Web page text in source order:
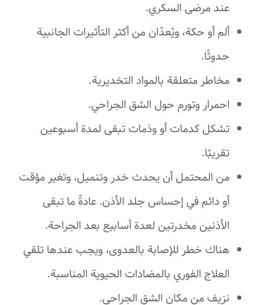
عند مرضى السكري.
ألم أو حكة، ويُعدّان من أكثر التأثيرات الجانبية
حدوثًا.
مخاطر متعلقة بالمواد التخديرية.
احمرار وتورم حول الشق الجراحي.
تشكل كدمات أو وذمات تبقى لمدة أسبوعين
تقريبًا.
من المحتمل أن يحدث خدر وتنميل، وتغير مؤقت
أو دائم في إحساس جلد الأذن. عادةً ما تبقى
الأذنين مخدرتين لعدة أسابيع بعد الجراحة.
هناك خطر للإصابة بالعدوى، ويجب عندها تلقي
العلاج الفوري بالمضادات الحيوية المناسبة.
نزيف من مكان الشق الجراحي.